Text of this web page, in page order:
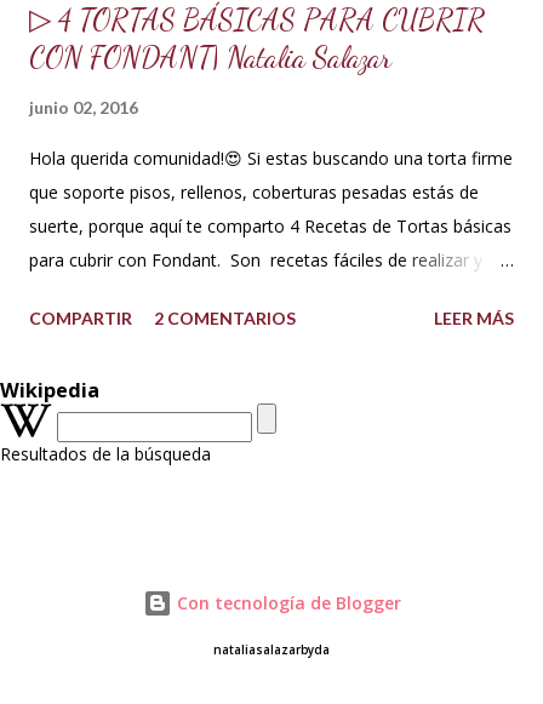
▷ 4 TORTAS BÁSICAS PARA CUBRIR
CON FONDANT| Natalia Salazar
junio 02, 2016
Hola querida comunidad!😍 Si estas buscando una torta firme
que soporte pisos, rellenos, coberturas pesadas estás de
suerte, porque aquí te comparto 4 Recetas de Tortas básicas
para cubrir con Fondant. Son recetas fáciles de realizar y su
comparto dos versiones de la torta de vainilla, la primera con
cobertura de Fondant, butteercream, ganache y el montaje
de varios pisos. A las tortas con base de mantequilla las
puedes tallar porque la textura es compacta al ser BATIDOS
cm x 5 cm o (8") / o 4 moldes de 15 cm x 5 cm de alto (6")
COMPARTIR 2 COMENTARIOS LEER MÁS
Wikipedia
Resultados de la búsqueda
Con tecnología de Blogger
nataliasalazarbyda